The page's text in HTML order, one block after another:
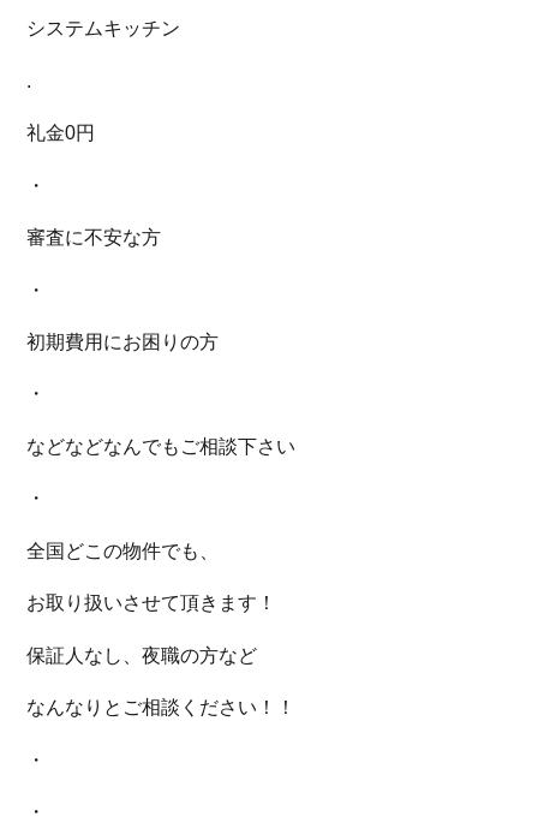
システムキッチン
.
礼金0円
・
審査に不安な方
・
初期費用にお困りの方
・
などなどなんでもご相談下さい
・
全国どこの物件でも、
お取り扱いさせて頂きます！
保証人なし、夜職の方など
なんなりとご相談ください！！
・
・